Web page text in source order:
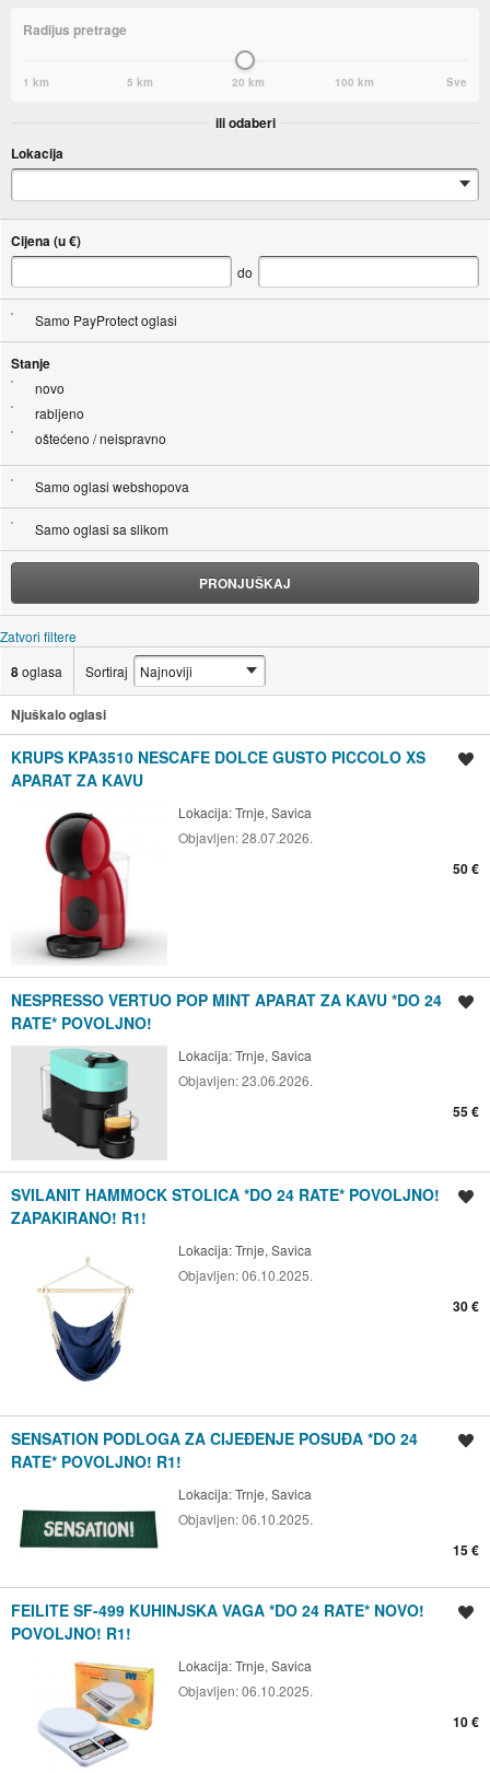
Radijus pretrage
1 km 5 km 20 km 100 km Sve
ili odaberi
Lokacija
Cijena (u €)
do
Samo PayProtect oglasi
Stanje
novo
rabljeno
oštećeno / neispravno
Samo oglasi webshopova
Samo oglasi sa slikom
PRONJUŠKAJ
Zatvori filtere
8oglasa Sortiraj
Njuškalo oglasi
KRUPS KPA3510 NESCAFE DOLCE GUSTO PICCOLO XS
APARAT ZA KAVU
Lokacija:Trnje, Savica
Objavljen:28.07.2026.
50 €
NESPRESSO VERTUO POP MINT APARAT ZA KAVU *DO 24
RATE* POVOLJNO!
Lokacija:Trnje, Savica
Objavljen:23.06.2026.
55 €
SVILANIT HAMMOCK STOLICA *DO 24 RATE* POVOLJNO!
ZAPAKIRANO! R1!
Lokacija:Trnje, Savica
Objavljen:06.10.2025.
30 €
SENSATION PODLOGA ZA CIJEĐENJE POSUĐA *DO 24
RATE* POVOLJNO! R1!
Lokacija:Trnje, Savica
Objavljen:06.10.2025.
15 €
FEILITE SF-499 KUHINJSKA VAGA *DO 24 RATE* NOVO!
POVOLJNO! R1!
Lokacija:Trnje, Savica
Objavljen:06.10.2025.
10 €